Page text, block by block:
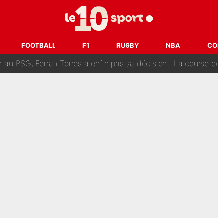
FOOTBALL F1 RUGBY NBA
Rodri va trahir le Real Madrid : Le Ballon d'Or a choisi de
la logique derrière la concordance des temps
au PSG, Ferran Torres a enfin pris sa décision : La course